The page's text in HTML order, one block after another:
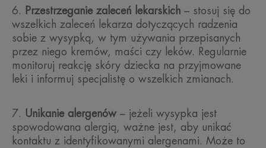
Przestrzeganie zaleceń lekarskich – stosuj się do
wszelkich zaleceń lekarza dotyczących radzenia
sobie z wysypką, w tym używania przepisanych
przez niego kremów, maści czy leków. Regularnie
monitoruj reakcję skóry dziecka na przyjmowane
leki i informuj specjalistę o wszelkich zmianach.
Unikanie alergenów – jeżeli wysypka jest
spowodowana alergią, ważne jest, aby unikać
kontaktu z identyfikowanymi alergenami. Może to